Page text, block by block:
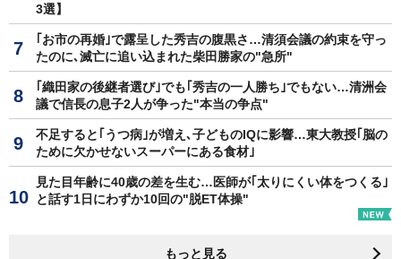
3選】
｢お市の再婚｣で露呈した秀吉の腹黒さ…清須会議の約束を守っ
たのに､滅亡に追い込まれた柴田勝家の"急所"
｢織田家の後継者選び｣でも｢秀吉の一人勝ち｣でもない…清洲会
議で信長の息子2人が争った"本当の争点"
不足すると｢うつ病｣が増え､子どものIQに影響…東大教授｢脳の
ために欠かせないスーパーにある食材｣
見た目年齢に40歳の差を生む…医師が｢太りにくい体をつくる｣
と話す1日にわずか10回の"脱ET体操"
もっと見る